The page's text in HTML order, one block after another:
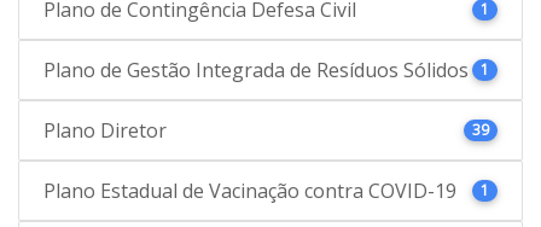
Plano de Contingência Defesa Civil 1
Plano de Gestão Integrada de Resíduos Sólidos 1
Plano Diretor 39
Plano Estadual de Vacinação contra COVID-19 1